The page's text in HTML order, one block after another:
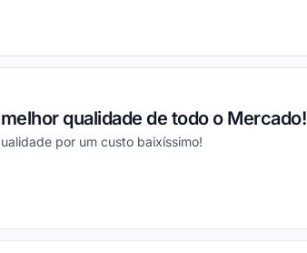
qualidade de todo o Mercado!
por um custo baixíssimo!